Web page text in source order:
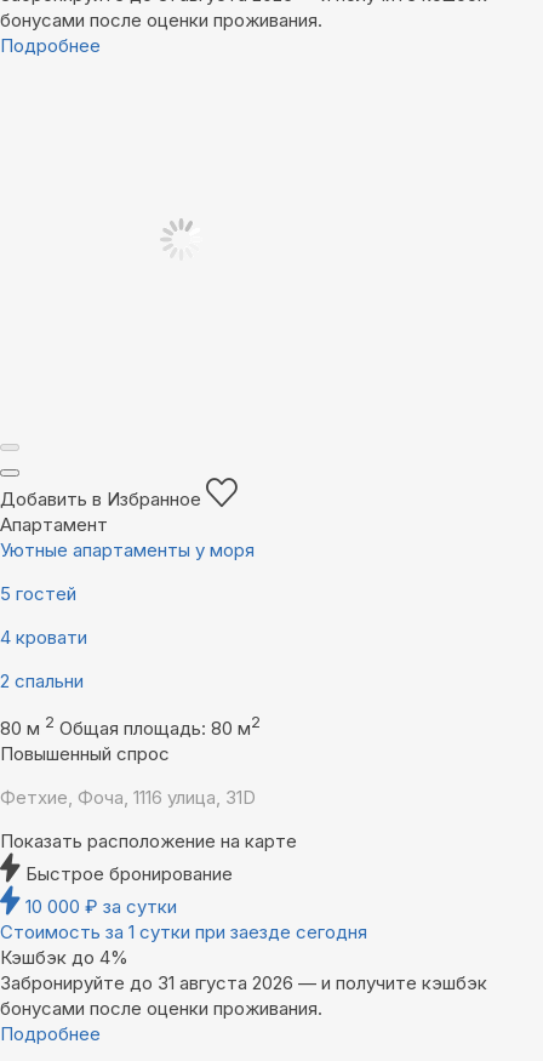
бонусами после оценки проживания.
Подробнее
Добавить в Избранное
Апартамент
Уютные апартаменты у моря
5 гостей
4 кровати
2 спальни
80 м 2 Общая площадь: 80 м2
Повышенный спрос
Фетхие, Фоча, 1116 улица, 31D
Показать расположение на карте
Быстрое бронирование
10 000 ₽ за сутки
Стоимость за 1 сутки при заезде сегодня
Кэшбэк до 4%
Забронируйте до 31 августа 2026 — и получите кэшбэк
бонусами после оценки проживания.
Подробнее